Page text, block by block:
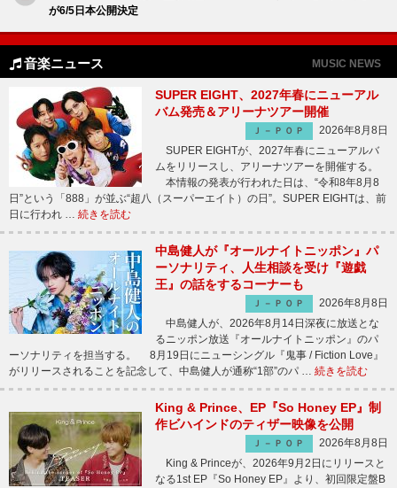
が6/5日本公開決定
音楽ニュース MUSIC NEWS
SUPER EIGHT、2027年春にニューアル
バム発売＆アリーナツアー開催
Ｊ－ＰＯＰ
2026年8月8日
SUPER EIGHTが、2027年春にニューアルバ
ムをリリースし、アリーナツアーを開催する。
本情報の発表が行われた日は、“令和8年8月8
日”という「888」が並ぶ“超八（スーパーエイト）の日”。SUPER EIGHTは、前
日に行われ … 続きを読む
中島健人が『オールナイトニッポン』パ
ーソナリティ、人生相談を受け『遊戯
王』の話をするコーナーも
Ｊ－ＰＯＰ
2026年8月8日
中島健人が、2026年8月14日深夜に放送とな
るニッポン放送『オールナイトニッポン』のパ
ーソナリティを担当する。 8月19日にニューシングル『鬼事 / Fiction Love』
がリリースされることを記念して、中島健人が通称“1部”のパ … 続きを読む
King & Prince、EP『So Honey EP』制
作ビハインドのティザー映像を公開
Ｊ－ＰＯＰ
2026年8月8日
King & Princeが、2026年9月2日にリリースと
なる1st EP『So Honey EP』より、初回限定盤B